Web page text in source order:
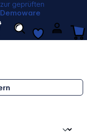
zur geprüften
Demoware